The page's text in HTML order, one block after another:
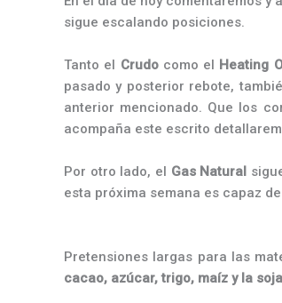
sigue escalando posiciones.
Tanto el Crudo como el Heating
pasado y posterior rebote,
anterior mencionado. Que los
acompaña este escrito
Por otro lado, el Gas Natural
esta próxima semana es capaz
Pretensiones largas para las
cacao, azúcar, trigo, maíz y la